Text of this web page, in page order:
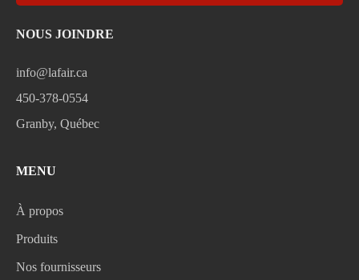
NOUS JOINDRE
info@lafair.ca
450-378-0554
Granby, Québec
MENU
À propos
Produits
Nos fournisseurs